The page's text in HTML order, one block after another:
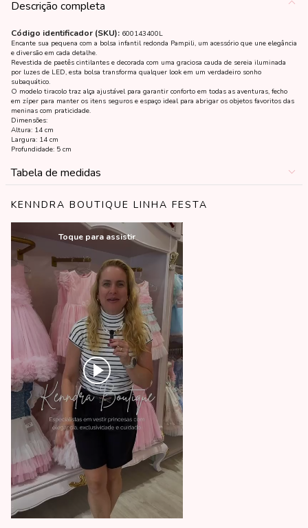
Descrição completa
Código identificador (SKU): 600143400L
Encante sua pequena com a bolsa infantil redonda Pampili, um acessório que une elegância
e diversão em cada detalhe.
Revestida de paetês cintilantes e decorada com uma graciosa cauda de sereia iluminada
por luzes de LED, esta bolsa transforma qualquer look em um verdadeiro sonho
subaquático.
O modelo tiracolo traz alça ajustável para garantir conforto em todas as aventuras, fecho
em zíper para manter os itens seguros e espaço ideal para abrigar os objetos favoritos das
meninas com praticidade.
Dimensões:
Altura: 14 cm
Largura: 14 cm
Profundidade: 5 cm
Tabela de medidas
KENNDRA BOUTIQUE LINHA FESTA